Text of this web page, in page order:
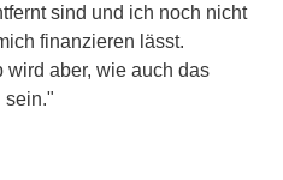
sind und ich noch nicht
finanzieren lässt.
wird aber, wie auch das
sein."